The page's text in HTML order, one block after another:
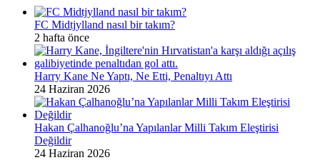
FC Midtjylland nasıl bir takım?
2 hafta önce
Harry Kane Ne Yaptı, Ne Etti, Penaltıyı Attı
24 Haziran 2026
Hakan Çalhanoğlu’na Yapılanlar Milli Takım Eleştirisi
Değildir
24 Haziran 2026